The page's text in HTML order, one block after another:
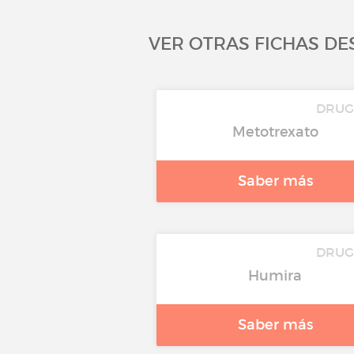
VER OTRAS FICHAS
DRUG
Metotrexato
Saber más
DRUG
Humira
Saber más